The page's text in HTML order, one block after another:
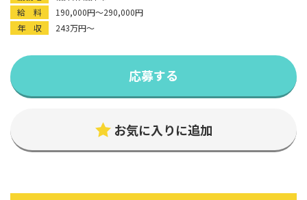
給 料
190,000円〜290,000円
年 収
243万円〜
応募する
お気に入りに追加